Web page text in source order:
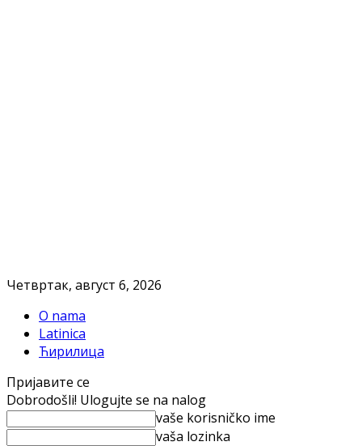
Четвртак, август 6, 2026
O nama
Latinica
Ћирилица
Пријавите се
Dobrodošli! Ulogujte se na nalog
vaše korisničko ime
vaša lozinka